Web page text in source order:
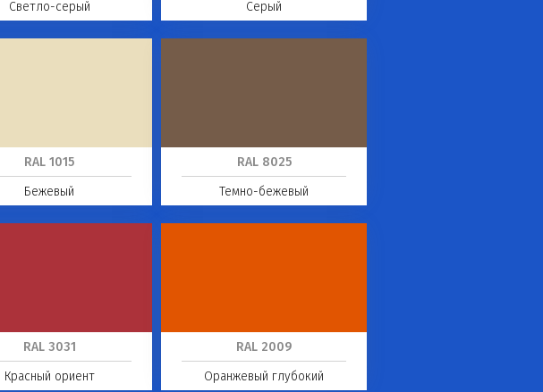
Светло-серый Серый
RAL 1015
Бежевый
RAL 8025
Темно-бежевый
RAL 3031
Красный ориент
RAL 2009
Оранжевый глубокий